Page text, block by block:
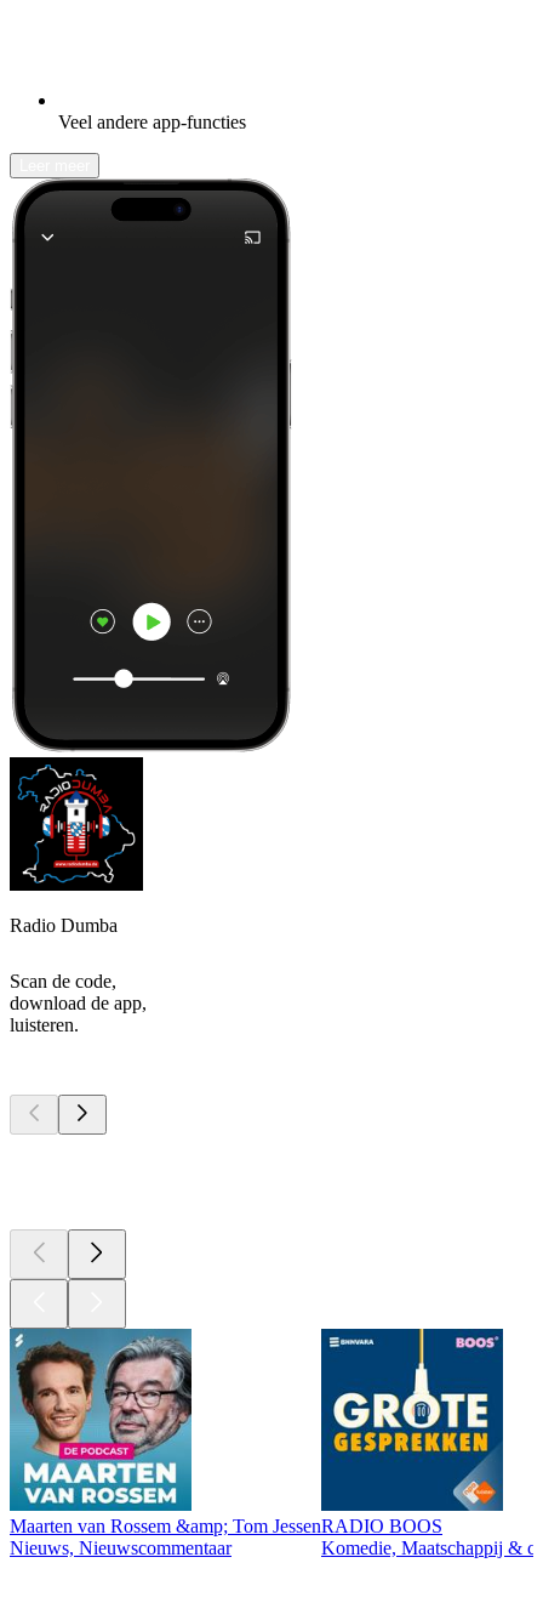
Veel andere app-functies
Radio Dumba
Scan de code,
download de app,
luisteren.
Maarten van Rossem &amp; Tom Jessen
Nieuws, Nieuwscommentaar
RADIO BOOS
Komedie, Maatschappij &